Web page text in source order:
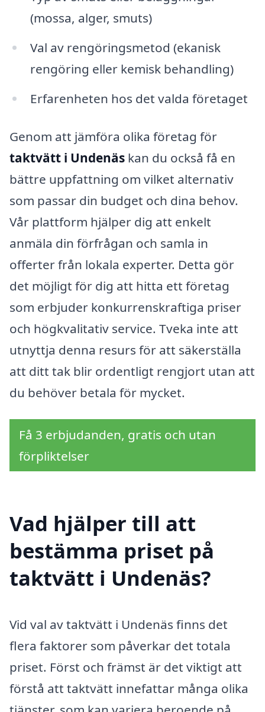
(mossa, alger, smuts)
Val av rengöringsmetod (ekanisk
rengöring eller kemisk behandling)
Erfarenheten hos det valda företaget
Genom att jämföra olika företag för
taktvätt i Undenäs kan du också få en
bättre uppfattning om vilket alternativ
som passar din budget och dina behov.
Vår plattform hjälper dig att enkelt
anmäla din förfrågan och samla in
offerter från lokala experter. Detta gör
det möjligt för dig att hitta ett företag
som erbjuder konkurrenskraftiga priser
och högkvalitativ service. Tveka inte att
utnyttja denna resurs för att säkerställa
att ditt tak blir ordentligt rengjort utan att
du behöver betala för mycket.
Få 3 erbjudanden, gratis och utan
förpliktelser
Vad hjälper till att
bestämma priset på
taktvätt i Undenäs?
Vid val av taktvätt i Undenäs finns det
flera faktorer som påverkar det totala
priset. Först och främst är det viktigt att
förstå att taktvätt innefattar många olika